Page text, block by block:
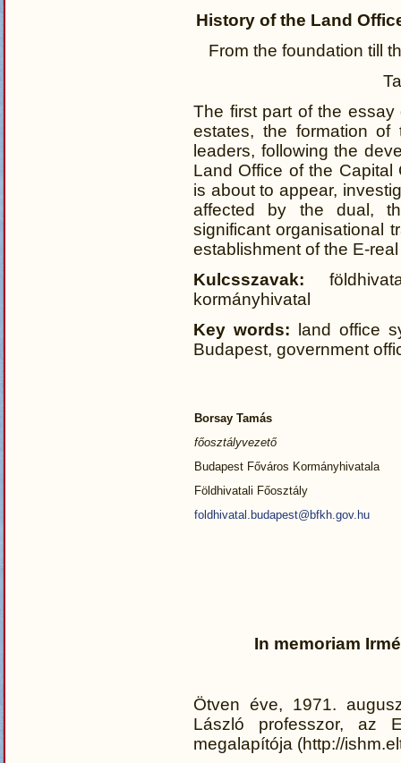
History of the Land
From the foundation till
The first part of the
estates, the formation
leaders, following the
Land Office of the
is about to appear,
affected by the dual,
significant organisational
establishment of the E-
Kulcsszavak:
kormányhivatal
Key words: land office
Budapest, government
Borsay Tamás
főosztályvezető
Budapest Főváros Kormányhivatala
Földhivatali Főosztály
foldhivatal.budapest@bfkh.gov.hu
In memoriam
Ötven éve, 1971.
László professzor, az
megalapítója (http://